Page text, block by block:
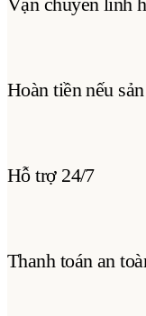
Hoàn tiền nếu
Hỗ trợ 24/7
Thanh toán an